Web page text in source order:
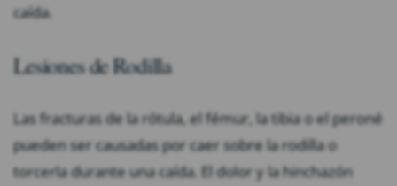
caída.
Lesiones de Rodilla
Las fracturas de la rótula, el fémur, la tibia o el peroné
pueden ser causadas por caer sobre la rodilla o
torcerla durante una caída. El dolor y la hinchazón